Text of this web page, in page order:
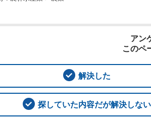
アン
このペ
解決した
探していた内容だが解決しない